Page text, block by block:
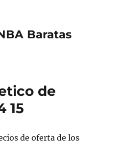
Baratas
de
15
de oferta de los